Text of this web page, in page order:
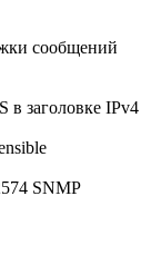
сообщений
в заголовке IPv4
SNMP